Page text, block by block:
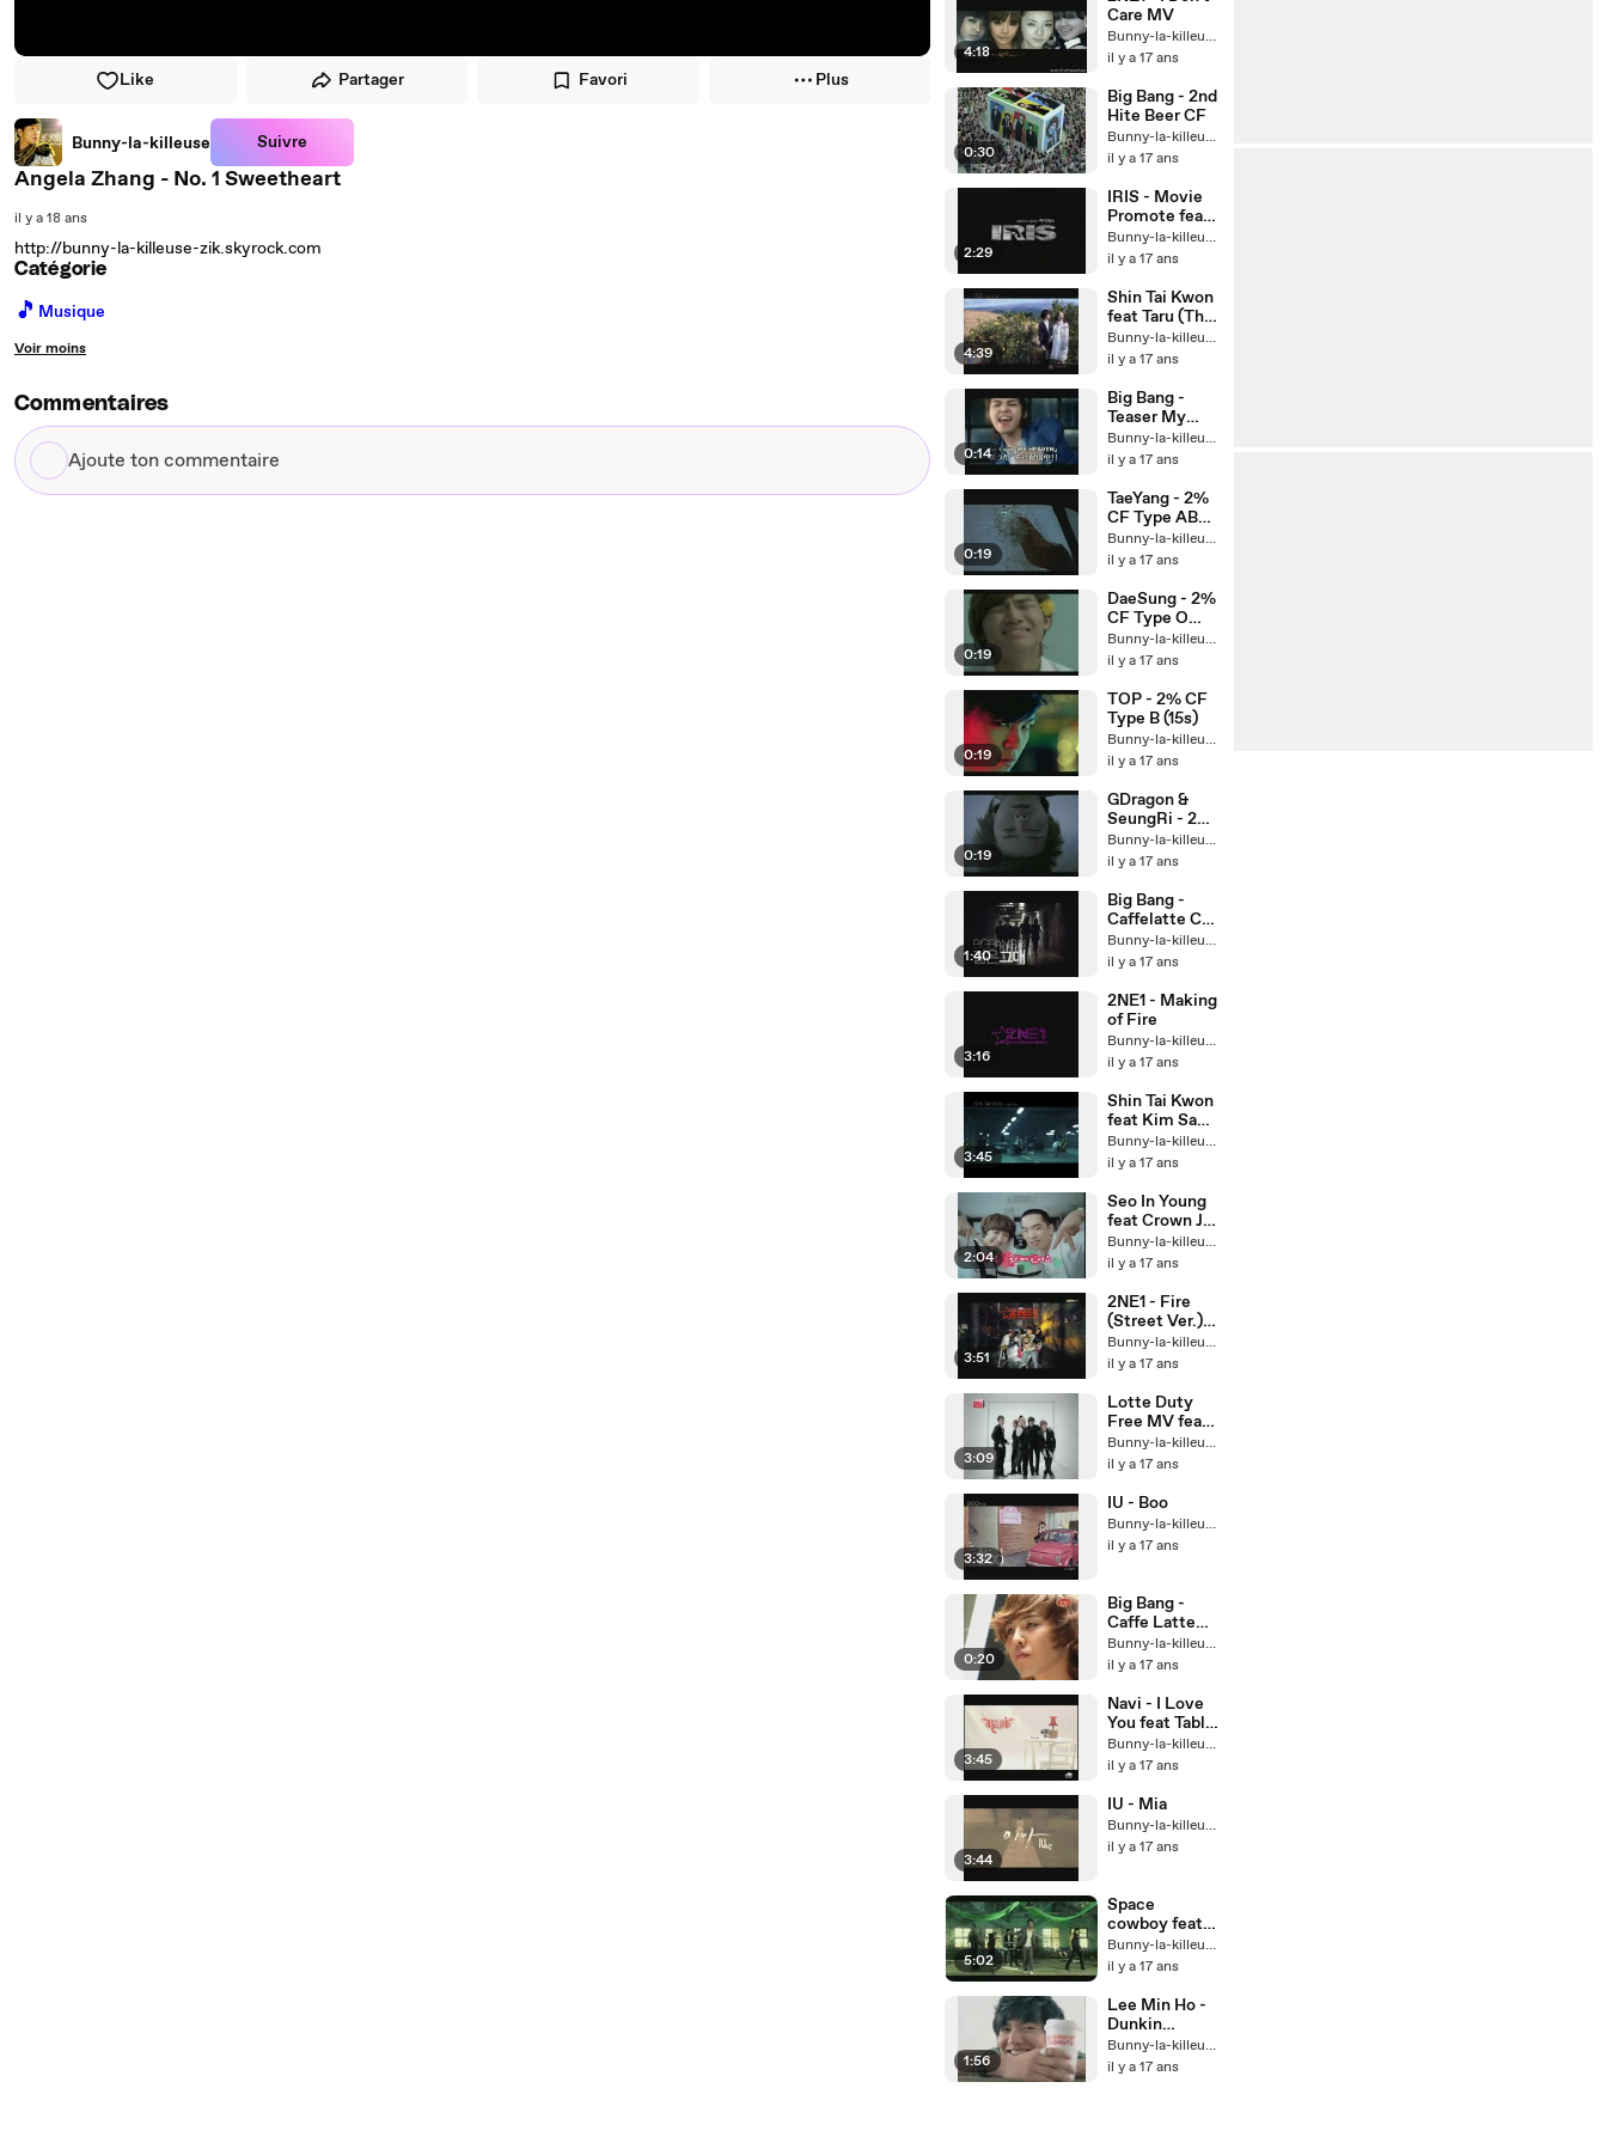
Like Partager Favori Plus
Bunny-la-killeuse Suivre
Angela Zhang - No. 1 Sweetheart
il y a 18 ans
http://bunny-la-killeuse-zik.skyrock.com
Catégorie
🎵 Musique
Voir moins
Commentaires
Ajoute
ton
4:18
Care MV
Bunny-la-killeuse
il y a 17 ans
0:30
Big Bang - 2nd
Hite Beer CF
Bunny-la-killeuse
il y a 17 ans
2:29
IRIS - Movie
Promote feat
TOP
Bunny-la-killeuse
il y a 17 ans
4:39
Shin Tai Kwon
feat Taru (The
Melody) - A
Song For You
Bunny-la-killeuse
il y a 17 ans
0:14
Big Bang -
Teaser My
Heaven
Bunny-la-killeuse
il y a 17 ans
0:19
TaeYang - 2%
CF Type AB
(15s)
Bunny-la-killeuse
il y a 17 ans
0:19
DaeSung - 2%
CF Type O
(15s)
Bunny-la-killeuse
il y a 17 ans
0:19
TOP - 2% CF
Type B (15s)
Bunny-la-killeuse
il y a 17 ans
0:19
GDragon &
SeungRi - 2%
CF Type A
(15s)
Bunny-la-killeuse
il y a 17 ans
1:40
Big Bang -
Caffelatte CM
full
Bunny-la-killeuse
il y a 17 ans
3:16
2NE1 - Making
of Fire
Bunny-la-killeuse
il y a 17 ans
3:45
Shin Tai Kwon
feat Kim Sa
Rang - Neo
duraomyeon
Bunny-la-killeuse
il y a 17 ans
2:04
Seo In Young
feat Crown J -
Clive Making
Film
Bunny-la-killeuse
il y a 17 ans
3:51
2NE1 - Fire
(Street Ver.)
[HQ]
Bunny-la-killeuse
il y a 17 ans
3:09
Lotte Duty
Free MV feat
Big Bang
Bunny-la-killeuse
il y a 17 ans
3:32
IU - Boo
Bunny-la-killeuse
il y a 17 ans
0:20
Big Bang -
Caffe Latte
CF preview Bunny-la-killeuse
il y a 17 ans
3:45
Navi - I Love
You feat Tablo
(Epik High)
Bunny-la-killeuse
il y a 17 ans
3:44
IU - Mia
Bunny-la-killeuse
il y a 17 ans
5:02
Space
cowboy feat
Crown J - It's a
lie
Bunny-la-killeuse
il y a 17 ans
1:56
Lee Min Ho -
Dunkin
Donuts CF
Making
Bunny-la-killeuse
il y a 17 ans